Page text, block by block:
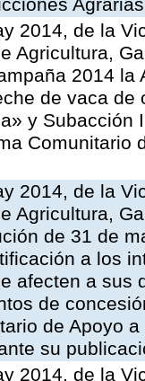
2014, de la
Agricultura,
2014
de vaca
y Subacción
Comunitario
2014, de la
Agricultura,
de 31 de
a los
afecten a sus
de
de Apoyo
su
2014, de la